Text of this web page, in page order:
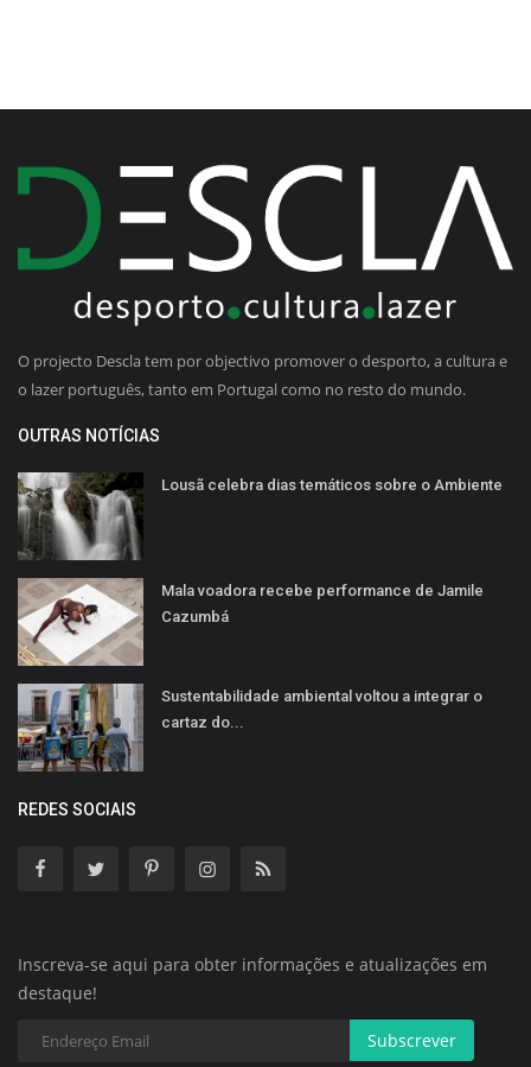
O projecto Descla tem por objectivo promover o desporto, a cultura e
o lazer português, tanto em Portugal como no resto do mundo.
OUTRAS NOTÍCIAS
Lousã celebra dias temáticos sobre o Ambiente
Mala voadora recebe performance de Jamile
Cazumbá
Sustentabilidade ambiental voltou a integrar o
cartaz do...
REDES SOCIAIS
Inscreva-se aqui para obter informações e atualizações em
destaque!
Subscrever